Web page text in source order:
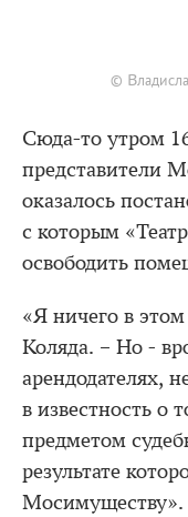
©
Сюда-то утром
представители
оказалось
с которым
освободить
«Я ничего в
Коляда. – Но -
арендодателях,
в известность о
предметом
результате
Мосимуществу».